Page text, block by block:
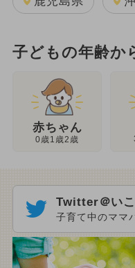
子どもの年齢か
赤ちゃん
0歳1歳2歳
Twitter＠いこ
子育て中のママ